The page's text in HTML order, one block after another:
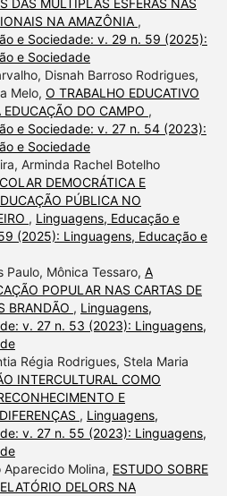
DAS MÚLTIPLAS ESFERAS NAS
NA AMAZÔNIA ,
e Sociedade: v. 29 n. 59 (2025):
e Sociedade
Disnah Barroso Rodrigues,
Melo, O TRABALHO EDUCATIVO
DO CAMPO ,
e Sociedade: v. 27 n. 54 (2023):
e Sociedade
Arminda Rachel Botelho
DEMOCRÁTICA E
PÚBLICA NO
, Linguagens, Educação e
(2025): Linguagens, Educação e
Paulo, Mônica Tessaro, A
POPULAR NAS CARTAS DE
BRANDÃO , Linguagens,
v. 27 n. 53 (2023): Linguagens,
Régia Rodrigues, Stela Maria
INTERCULTURAL COMO
E
, Linguagens,
v. 27 n. 55 (2023): Linguagens,
Aparecido Molina, ESTUDO SOBRE
DELORS NA